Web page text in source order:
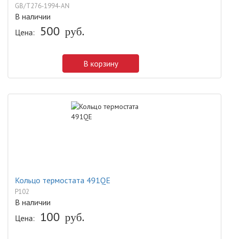
GB/T276-1994-AN
В наличии
Цена:
500 руб.
В корзину
Кольцо термостата 491QE
P102
В наличии
Цена:
100 руб.